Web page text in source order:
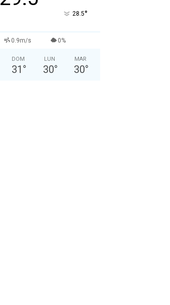
28.5°
0.9m/s 0%
DOM
31 °
LUN
30°
MAR
30°